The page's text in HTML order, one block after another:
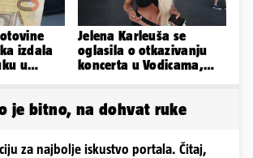
izdala
u
Jelena Karleuša se
oglasila o otkazivanju
koncerta u Vodicama,
je bitno, na dohvat ruke
za najbolje iskustvo portala. Čitaj,